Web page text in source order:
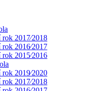
2017⁄2018
2016⁄2017
2015⁄2016
2019⁄2020
2017⁄2018